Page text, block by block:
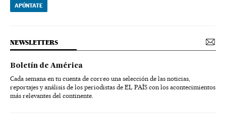
APÚNTATE
NEWSLETTERS
Boletín de América
Cada semana en tu cuenta de correo una selección de las noticias,
reportajes y análisis de los periodistas de EL PAÍS con los acontecimientos
más relevantes del continente.